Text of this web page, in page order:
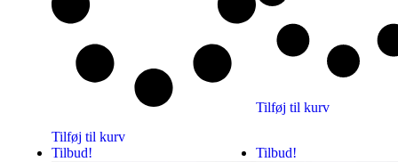
Tilføj til kurv
Tilføj til kurv
Tilbud! Tilbud!